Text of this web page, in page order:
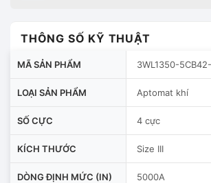
THÔNG SỐ KỸ THUẬT
MÃ SẢN PHẨM 3WL1350-
LOẠI SẢN PHẨM Aptomat khí
SỐ CỰC 4 cực
KÍCH THƯỚC Size III
DÒNG ĐỊNH MỨC (IN) 5000A